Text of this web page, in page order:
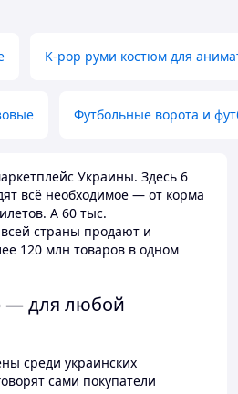
K-pop руми костюм для
Футбольные ворота и
Украины. Здесь 6
всё необходимое — от корма
А 60 тыс.
страны продают и
120 млн товаров в одном
— для любой
среди украинских
сами покупатели